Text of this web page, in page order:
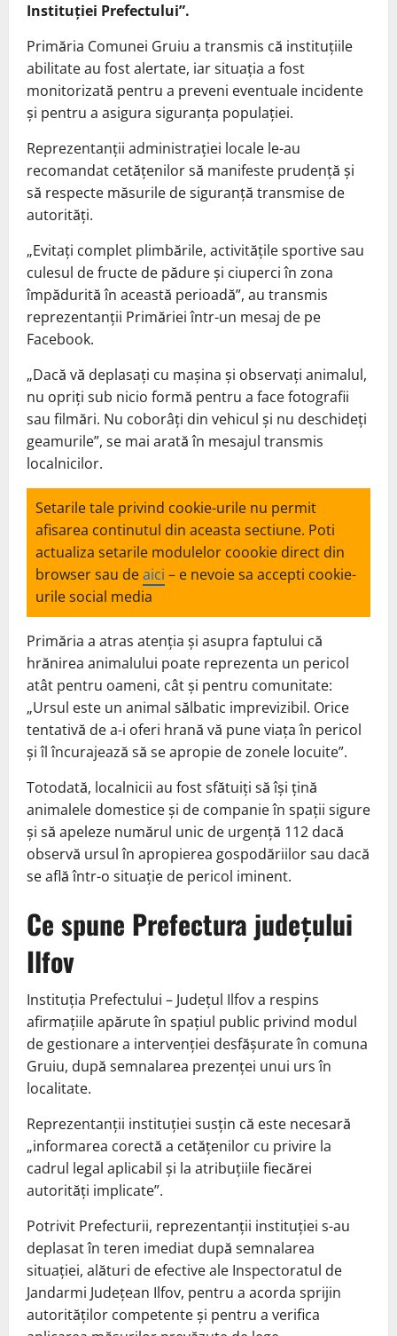
Instituției Prefectului”.
Primăria Comunei Gruiu a transmis că instituțiile
abilitate au fost alertate, iar situația a fost
monitorizată pentru a preveni eventuale incidente
și pentru a asigura siguranța populației.
Reprezentanții administrației locale le-au
recomandat cetățenilor să manifeste prudență și
să respecte măsurile de siguranță transmise de
autorități.
„Evitați complet plimbările, activitățile sportive sau
culesul de fructe de pădure și ciuperci în zona
împădurită în această perioadă”, au transmis
reprezentanții Primăriei într-un mesaj de pe
Facebook.
„Dacă vă deplasați cu mașina și observați animalul,
nu opriți sub nicio formă pentru a face fotografii
sau filmări. Nu coborâți din vehicul și nu deschideți
geamurile”, se mai arată în mesajul transmis
localnicilor.
Setarile tale privind cookie-urile nu permit
afisarea continutul din aceasta sectiune. Poti
actualiza setarile modulelor coookie direct din
browser sau deaici – e nevoie sa accepti cookie-
urile social media
Primăria a atras atenția și asupra faptului că
hrănirea animalului poate reprezenta un pericol
atât pentru oameni, cât și pentru comunitate:
„Ursul este un animal sălbatic imprevizibil. Orice
tentativă de a-i oferi hrană vă pune viața în pericol
și îl încurajează să se apropie de zonele locuite”.
Totodată, localnicii au fost sfătuiți să își țină
animalele domestice și de companie în spații sigure
și să apeleze numărul unic de urgență 112 dacă
observă ursul în apropierea gospodăriilor sau dacă
se află într-o situație de pericol iminent.
Ce spune Prefectura județului
Ilfov
Instituția Prefectului – Județul Ilfov a respins
afirmațiile apărute în spațiul public privind modul
de gestionare a intervenției desfășurate în comuna
Gruiu, după semnalarea prezenței unui urs în
localitate.
Reprezentanții instituției susțin că este necesară
„informarea corectă a cetățenilor cu privire la
cadrul legal aplicabil și la atribuțiile fiecărei
autorități implicate”.
Potrivit Prefecturii, reprezentanții instituției s-au
deplasat în teren imediat după semnalarea
situației, alături de efective ale Inspectoratul de
Jandarmi Județean Ilfov, pentru a acorda sprijin
autorităților competente și pentru a verifica